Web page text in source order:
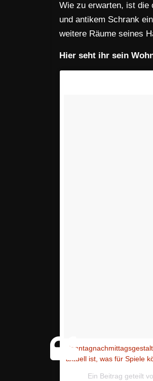
Wie zu erwarten, ist die
und antikem Schrank
weitere Räume seines
Hier seht ihr sein
aktuell ist, was für Spiele
Ein Beitrag geteilt